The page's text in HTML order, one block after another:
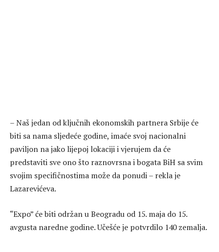
– Naš jedan od ključnih ekonomskih partnera Srbije će
biti sa nama sljedeće godine, imaće svoj nacionalni
paviljon na jako lijepoj lokaciji i vjerujem da će
predstaviti sve ono što raznovrsna i bogata BiH sa svim
svojim specifičnostima može da ponudi – rekla je
Lazarevićeva.
“Expo” će biti održan u Beogradu od 15. maja do 15.
avgusta naredne godine. Učešće je potvrdilo 140 zemalja.